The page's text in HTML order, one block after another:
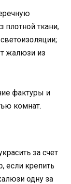
плотной ткани,
жалюзи из
фактуры и
комнат.
за счет
если крепить
одну за